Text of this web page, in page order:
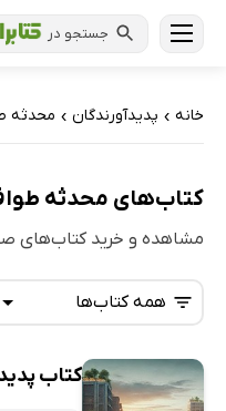
جستجو در
خانه › پدیدآورندگان › محدثه
کتاب‌های محدثه
مشاهده و خرید کتاب‌های
همه کتاب‌ها
همه کتاب‌ها
کتاب